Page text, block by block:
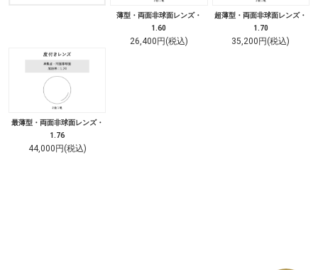
薄型・両面非球面レンズ・
1.60
26,400円(税込)
超薄型・両面非球面レンズ・
1.70
35,200円(税込)
最薄型・両面非球面レンズ・
1.76
44,000円(税込)